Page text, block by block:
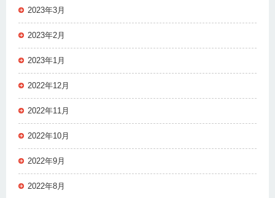
2023年3月
2023年2月
2023年1月
2022年12月
2022年11月
2022年10月
2022年9月
2022年8月